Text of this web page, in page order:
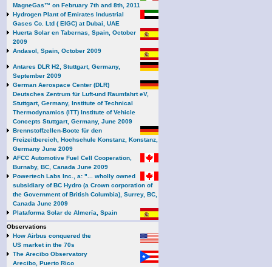
MagneGas™ on February 7th and 8th, 2011
Hydrogen Plant of Emirates Industrial
Gases Co. Ltd ( EIGC) at Dubai, UAE
Huerta Solar en Tabernas, Spain, October
2009
Andasol, Spain, October 2009
Antares DLR H2, Stuttgart, Germany,
September 2009
German Aerospace Center (DLR)
Deutsches Zentrum für Luft-und Raumfahrt eV,
Stuttgart, Germany, Institute of Technical
Thermodynamics (ITT) Institute of Vehicle
Concepts Stuttgart, Germany, June 2009
Brennstoffzellen-Boote für den
Freizeitbereich, Hochschule Konstanz, Konstanz,
Germany June 2009
AFCC Automotive Fuel Cell Cooperation,
Burnaby, BC, Canada June 2009
Powertech Labs Inc., a: "... wholly owned
subsidiary of BC Hydro (a Crown corporation of
the Government of British Columbia), Surrey, BC,
Canada June 2009
Plataforma Solar de Almería, Spain
Observations
How Airbus conquered the
US market in the 70s
The Arecibo Observatory
Arecibo, Puerto Rico